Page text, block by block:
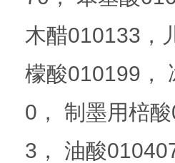
木醋010133，
檬酸010199，
0， 制墨用棓
3， 油酸